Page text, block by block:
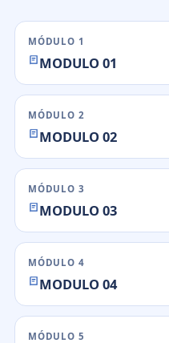
MÓDULO 1
MODULO 01
MÓDULO 2
MODULO 02
MÓDULO 3
MODULO 03
MÓDULO 4
MODULO 04
MÓDULO 5